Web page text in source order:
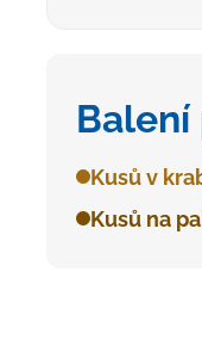
Kusů v
Kusů na